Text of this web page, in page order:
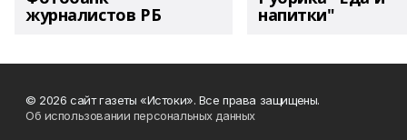
журналистов РБ напитки"
© 2026 сайт газеты «Истоки». Все права защищены.
Об использовании персональных данных